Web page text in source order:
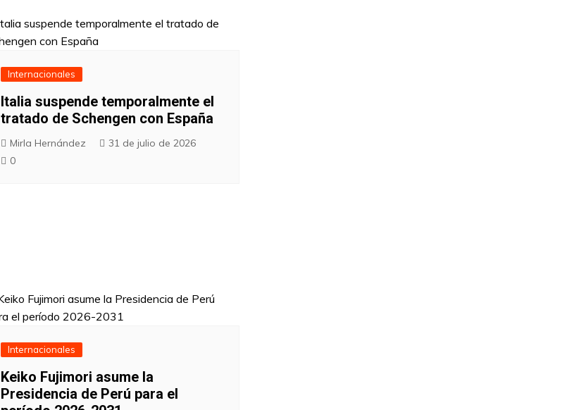
Internacionales
Italia suspende temporalmente el
tratado de Schengen con España
Mirla Hernández
31 de julio de 2026
0
Internacionales
Keiko Fujimori asume la
Presidencia de Perú para el